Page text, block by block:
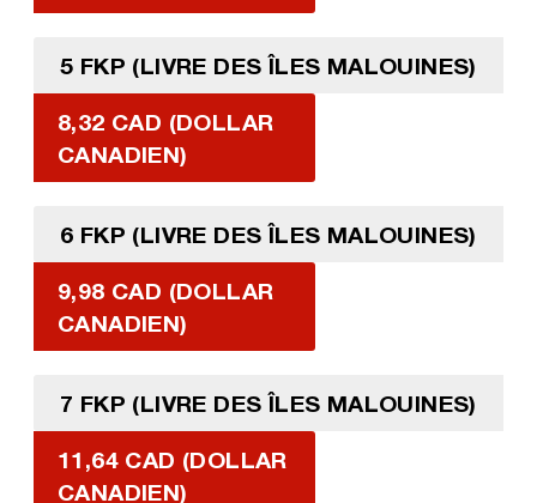
5 FKP (LIVRE DES ÎLES MALOUINES)
8,32 CAD (DOLLAR
CANADIEN)
6 FKP (LIVRE DES ÎLES MALOUINES)
9,98 CAD (DOLLAR
CANADIEN)
7 FKP (LIVRE DES ÎLES MALOUINES)
11,64 CAD (DOLLAR
CANADIEN)